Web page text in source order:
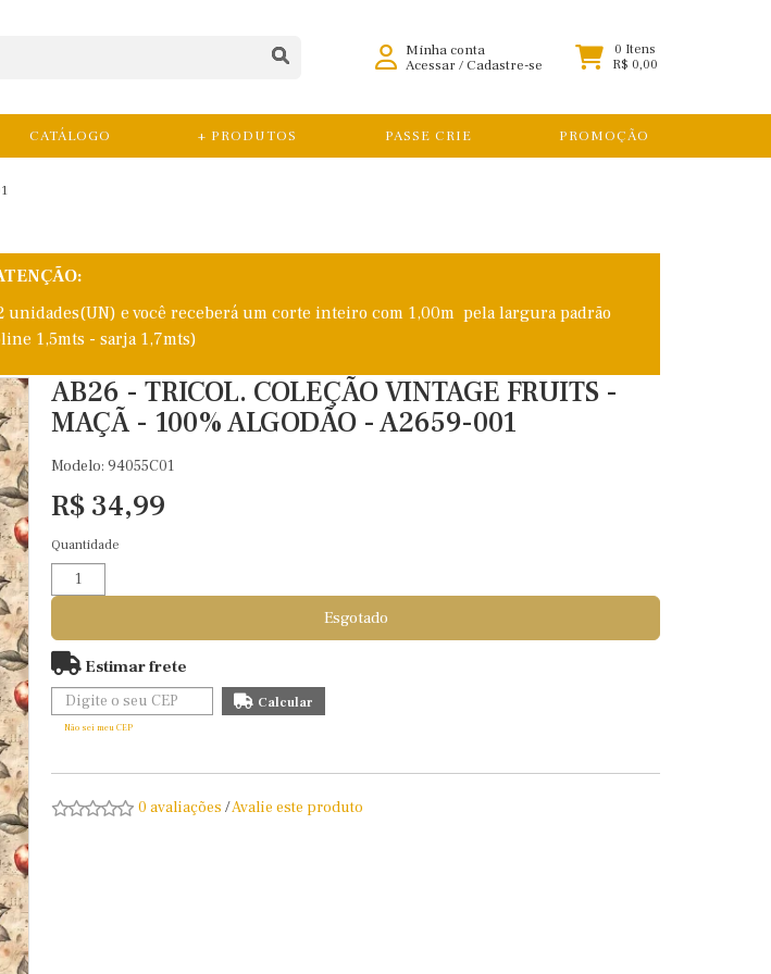
Minha conta
Acessar/Cadastre-se
0 Itens
R$ 0,00
CATÁLOGO + PRODUTOS PASSE CRIE PROMOÇÃO
unidades(UN) e você receberá um corte inteiro com 1,00m pela largura padrão
1,5mts - sarja 1,7mts)
AB26 - TRICOL. COLEÇÃO VINTAGE FRUITS -
MAÇÃ - 100% ALGODÃO - A2659-001
Modelo: 94055C01
R$ 34,99
Quantidade
Esgotado
Estimar frete
Não sei meu CEP
0 avaliações /Avalie este produto